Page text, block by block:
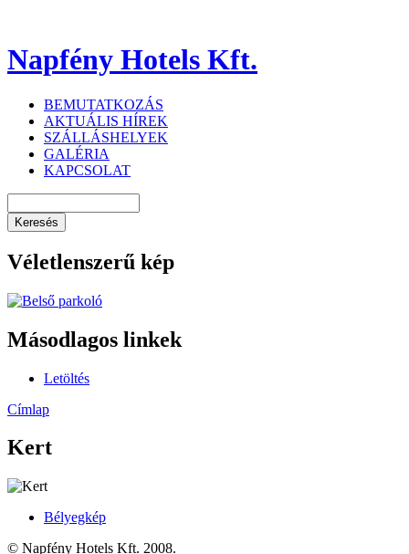
Napfény Hotels Kft.
BEMUTATKOZÁS
AKTUÁLIS HÍREK
SZÁLLÁSHELYEK
GALÉRIA
KAPCSOLAT
Véletlenszerű kép
Másodlagos linkek
Letöltés
Címlap
Kert
Bélyegkép
© Napfény Hotels Kft. 2008.